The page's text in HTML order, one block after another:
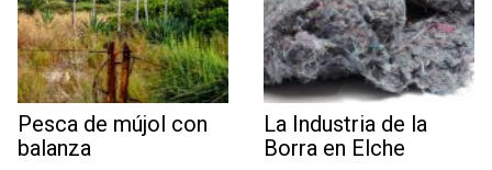
Pesca de mújol con
balanza
La Industria de la
Borra en Elche